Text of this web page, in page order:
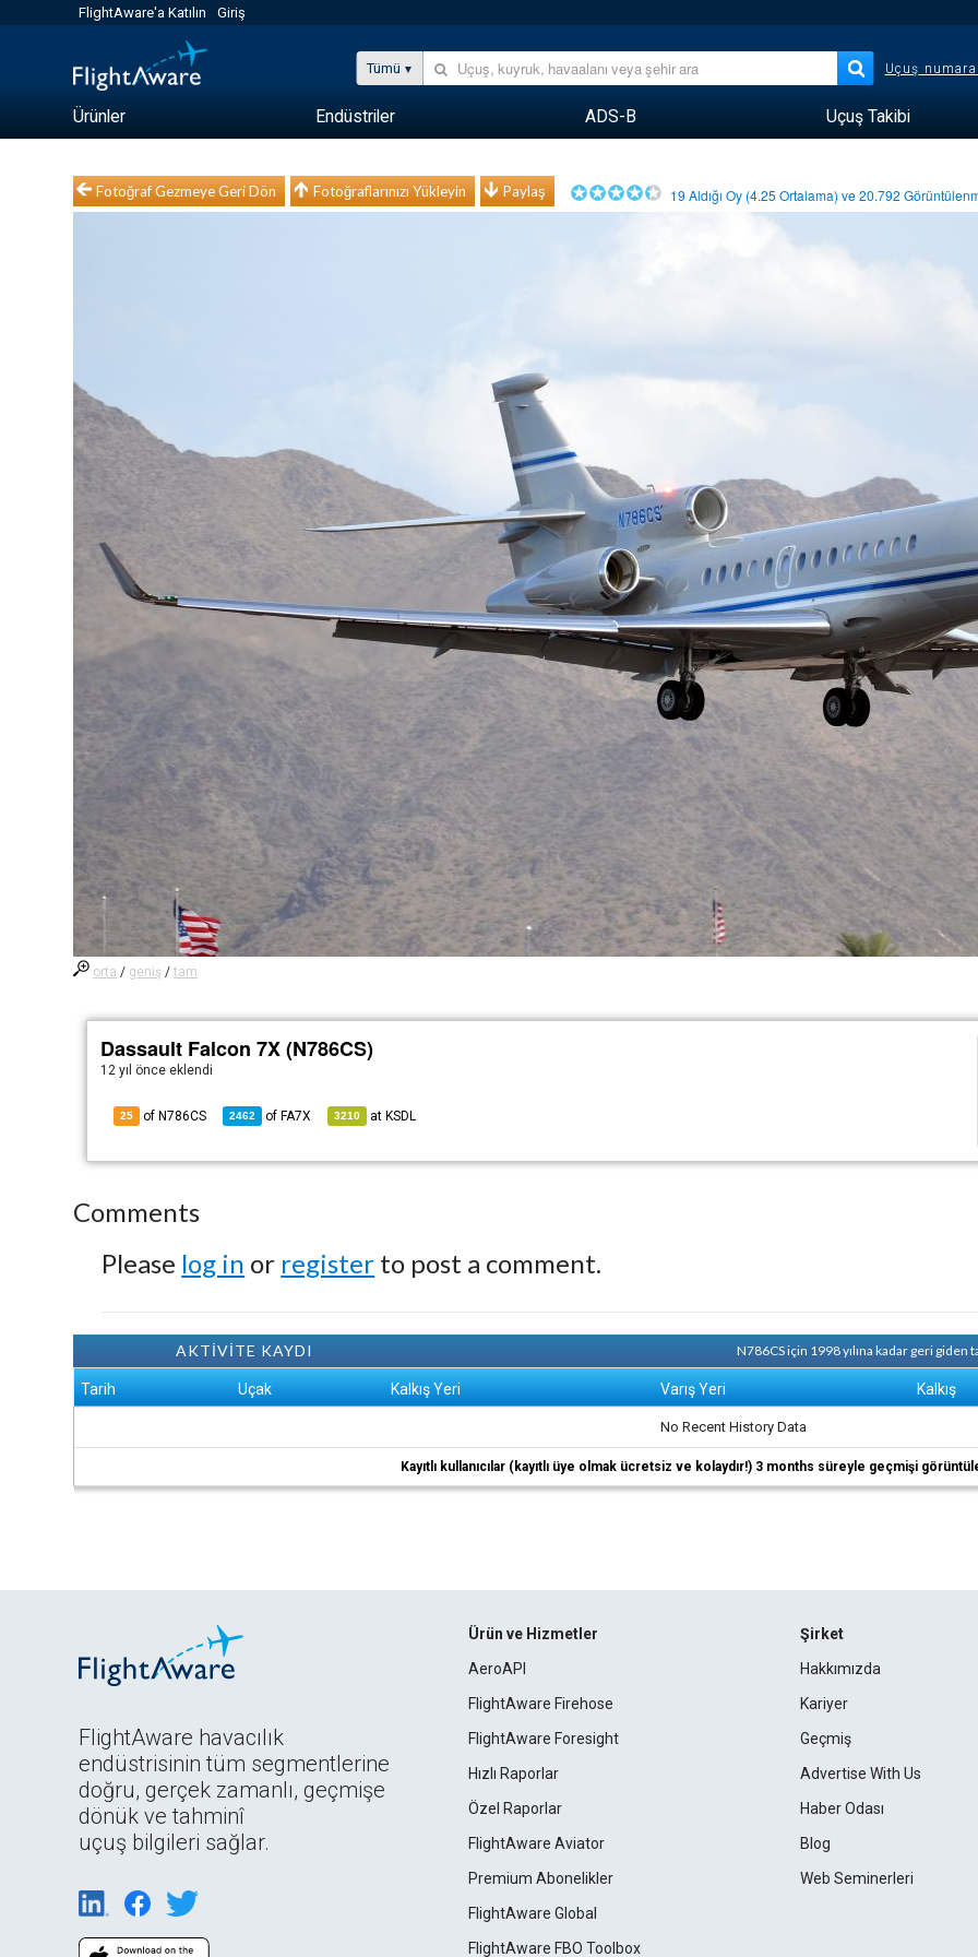
FlightAware'a Katılın Giriş
Tümü Uçuş
Ürünler Endüstriler ADS-B Uçuş Takibi
Fotoğraf Gezmeye Geri Dön Fotoğraflarınızı Yükleyin Paylaş 19 Aldığı Oy (4.25 Ortalama) ve20.792
orta / geniş /tam
Dassault Falcon 7X (N786CS)
12 yıl önce eklendi
25 of N786CS 2462 of FA7X 3210 at KSDL
Comments
Please log in or register to post a comment.
AKTİVİTE KAYDI N786CS için 1998 yılına kadar geri
Tarih Uçak Kalkış Yeri Varış Yeri Kalkış
No Recent History Data
Kayıtlı kullanıcılar (kayıtlı üye olmak ücretsiz ve kolaydır!) 3 months süreyle geçmişi
FlightAware havacılık
endüstrisinin tüm segmentlerine
doğru, gerçek zamanlı, geçmişe
dönük ve tahminî
uçuş bilgileri sağlar.
Ürün ve Hizmetler
AeroAPI
FlightAware Firehose
FlightAware Foresight
Hızlı Raporlar
Özel Raporlar
FlightAware Aviator
Premium Abonelikler
FlightAware Global
FlightAware FBO Toolbox
Şirket
Hakkımızda
Kariyer
Geçmiş
Advertise With Us
Haber Odası
Blog
Web Seminerleri